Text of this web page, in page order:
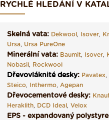
RYCHLÉ HLEDÁNÍ V
Skelná vata: Dekwool, Isover,
Ursa, Ursa PureOne
Minerální vata: Baumit, Isover,
Nobasil, Rockwool
Dřevovláknité desky: Pavatex,
Steico, Inthermo, Agepan
Dřevocementové desky:
Heraklith, DCD Ideal, Velox
EPS - expandovaný